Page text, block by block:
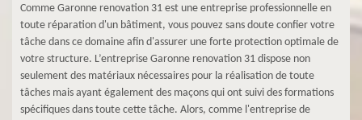
Comme Garonne renovation 31 est une entreprise professionnelle en
toute réparation d'un bâtiment, vous pouvez sans doute confier votre
tâche dans ce domaine afin d'assurer une forte protection optimale de
votre structure. L’entreprise Garonne renovation 31 dispose non
seulement des matériaux nécessaires pour la réalisation de toute
tâches mais ayant également des maçons qui ont suivi des formations
spécifiques dans toute cette tâche. Alors, comme l'entreprise de